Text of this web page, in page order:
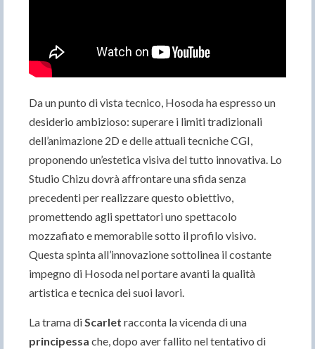
Da un punto di vista tecnico, Hosoda ha espresso un
desiderio ambizioso: superare i limiti tradizionali
dell’animazione 2D e delle attuali tecniche CGI,
proponendo un’estetica visiva del tutto innovativa. Lo
Studio Chizu dovrà affrontare una sfida senza
precedenti per realizzare questo obiettivo,
promettendo agli spettatori uno spettacolo
mozzafiato e memorabile sotto il profilo visivo.
Questa spinta all’innovazione sottolinea il costante
impegno di Hosoda nel portare avanti la qualità
artistica e tecnica dei suoi lavori.
La trama diScarlet racconta la vicenda di una
principessa che, dopo aver fallito nel tentativo di